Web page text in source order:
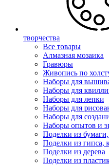
творчества
Все товары
Алмазная мозаика
Гравюры
Живопись по
Наборы для
Наборы для
Наборы для лепки
Наборы для
Наборы для
Наборы опытов и
Поделки из
Поделки из гипса,
Поделки из дерева
Поделки из